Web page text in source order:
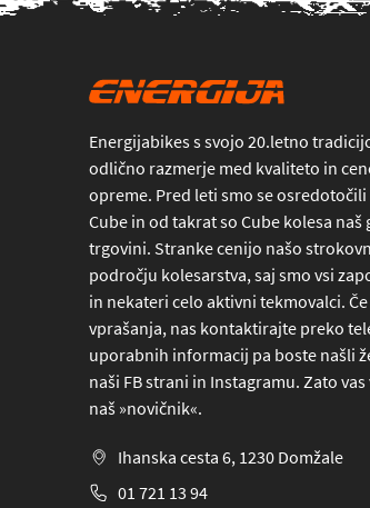
Energijabikes s svojo 20.letno
odlično razmerje med kvaliteto in
opreme. Pred leti smo se
Cube in od takrat so Cube kolesa
trgovini. Stranke cenijo našo
področju kolesarstva, saj smo vsi
in nekateri celo aktivni tekmovalci.
vprašanja, nas kontaktirajte preko
uporabnih informacij pa boste našli
naši FB strani in Instagramu. Zato
naš »novičnik«.
Ihanska cesta 6, 1230 Domžale
01 721 13 94